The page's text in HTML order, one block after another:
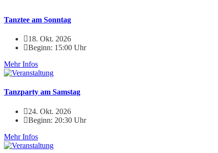
Tanztee am Sonntag
18. Okt. 2026
Beginn: 15:00 Uhr
Mehr Infos
Tanzparty am Samstag
24. Okt. 2026
Beginn: 20:30 Uhr
Mehr Infos